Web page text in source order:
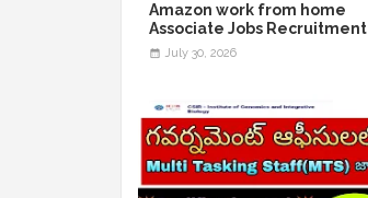
Amazon work from home
Associate Jobs Recruitment
July 30, 2026